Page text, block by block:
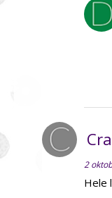
2
Hele